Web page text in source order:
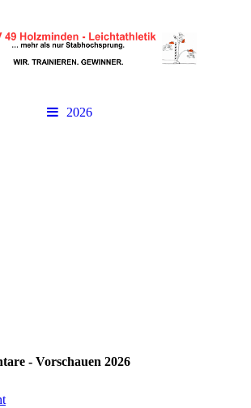
2026
- Vorschauen 2026